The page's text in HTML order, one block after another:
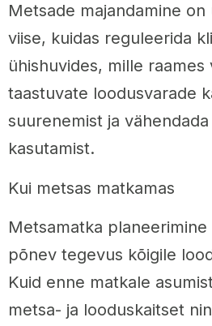
Metsade majandamine on
viise, kuidas reguleerida
ühishuvides, mille raames
taastuvate loodusvarade
suurenemist ja
kasutamist.
Kui metsas matkamas
Metsamatka
põnev tegevus kõigile
Kuid enne matkale
metsa- ja looduskaitset